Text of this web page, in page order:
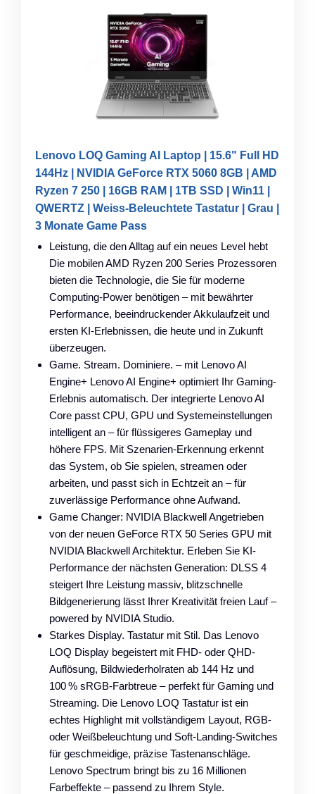
Lenovo LOQ Gaming AI Laptop | 15.6" Full HD
144Hz | NVIDIA GeForce RTX 5060 8GB | AMD
Ryzen 7 250 | 16GB RAM | 1TB SSD | Win11 |
QWERTZ | Weiss-Beleuchtete Tastatur | Grau |
3 Monate Game Pass
Leistung, die den Alltag auf ein neues Level hebt
Die mobilen AMD Ryzen 200 Series Prozessoren
bieten die Technologie, die Sie für moderne
Computing-Power benötigen – mit bewährter
Performance, beeindruckender Akkulaufzeit und
ersten KI-Erlebnissen, die heute und in Zukunft
überzeugen.
Game. Stream. Dominiere. – mit Lenovo AI
Engine+ Lenovo AI Engine+ optimiert Ihr Gaming-
Erlebnis automatisch. Der integrierte Lenovo AI
Core passt CPU, GPU und Systemeinstellungen
intelligent an – für flüssigeres Gameplay und
höhere FPS. Mit Szenarien-Erkennung erkennt
das System, ob Sie spielen, streamen oder
arbeiten, und passt sich in Echtzeit an – für
zuverlässige Performance ohne Aufwand.
Game Changer: NVIDIA Blackwell Angetrieben
von der neuen GeForce RTX 50 Series GPU mit
NVIDIA Blackwell Architektur. Erleben Sie KI-
Performance der nächsten Generation: DLSS 4
steigert Ihre Leistung massiv, blitzschnelle
Bildgenerierung lässt Ihrer Kreativität freien Lauf –
powered by NVIDIA Studio.
Starkes Display. Tastatur mit Stil. Das Lenovo
LOQ Display begeistert mit FHD- oder QHD-
Auflösung, Bildwiederholraten ab 144 Hz und
100 % sRGB-Farbtreue – perfekt für Gaming und
Streaming. Die Lenovo LOQ Tastatur ist ein
echtes Highlight mit vollständigem Layout, RGB-
oder Weißbeleuchtung und Soft-Landing-Switches
für geschmeidige, präzise Tastenanschläge.
Lenovo Spectrum bringt bis zu 16 Millionen
Farbeffekte – passend zu Ihrem Style.